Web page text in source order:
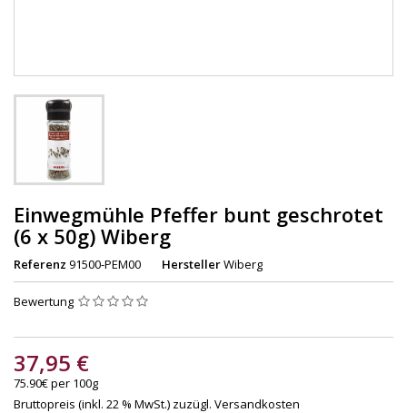
Einwegmühle Pfeffer bunt geschrotet
(6 x 50g) Wiberg
Referenz 91500-PEM00 HerstellerWiberg
Bewertung
37,95 €
75.90€ per 100g
Bruttopreis (inkl. 22 % MwSt.) zuzügl. Versandkosten